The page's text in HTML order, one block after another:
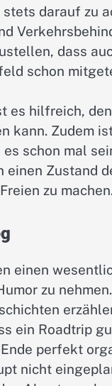
darauf zu
dass
schon
es hilfreich,
kann. Zudem
schon mal
einen Zustand
zu
einen
zu
ein Roadtrip
perfekt
nicht